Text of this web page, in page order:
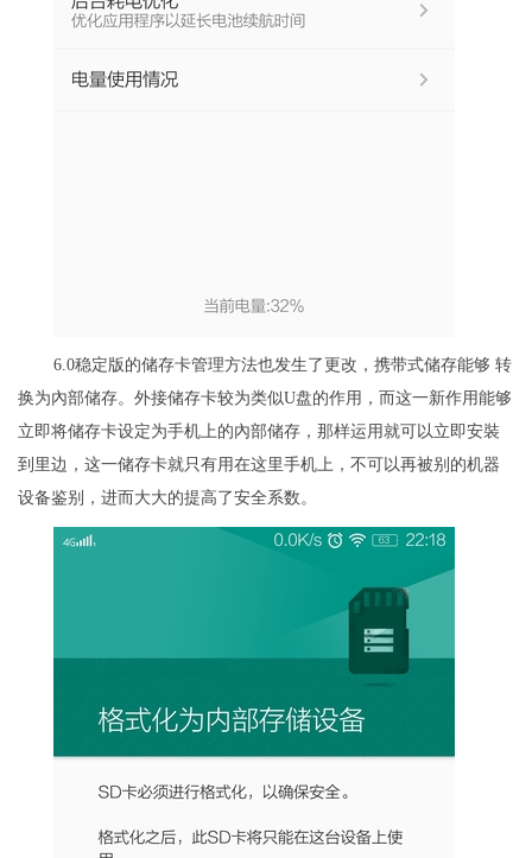
6.0稳定版的储存卡管理方法也发生了更改，携带式储存能够 转
换为內部储存。外接储存卡较为类似U盘的作用，而这一新作用能够
立即将储存卡设定为手机上的內部储存，那样运用就可以立即安裝
到里边，这一储存卡就只有用在这里手机上，不可以再被别的机器
设备鉴别，进而大大的提高了安全系数。